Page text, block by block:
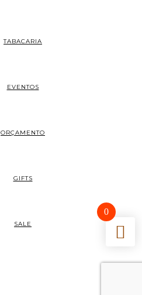
TABACARIA
EVENTOS
ORÇAMENTO
GIFTS
SALE
0